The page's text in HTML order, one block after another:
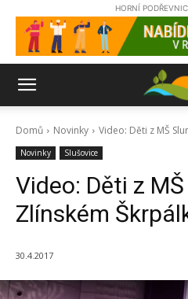
HORNÍ
Domů Novinky Video: Děti z MŠ
Novinky Slušovice
Video: Děti z
Zlínském
30.4.2017